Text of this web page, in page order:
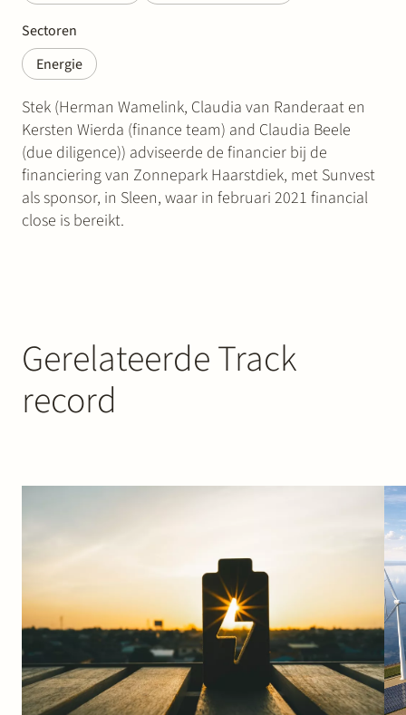
Sectoren
Energie
Stek (Herman Wamelink, Claudia van Randeraat en
Kersten Wierda (finance team) and Claudia Beele
(due diligence)) adviseerde de financier bij de
financiering van Zonnepark Haarstdiek, met Sunvest
als sponsor, in Sleen, waar in februari 2021 financial
close is bereikt.
Gerelateerde Track
record